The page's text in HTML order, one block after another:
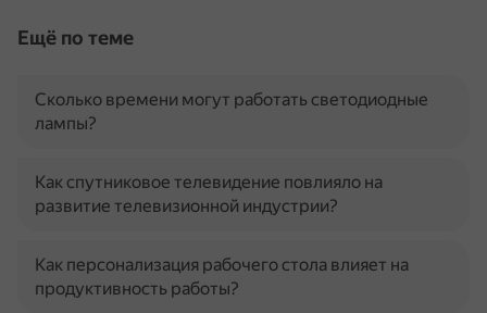
Ещё по теме
Сколько времени могут работать светодиодные
лампы?
Как спутниковое телевидение повлияло на
развитие телевизионной индустрии?
Как персонализация рабочего стола влияет на
продуктивность работы?